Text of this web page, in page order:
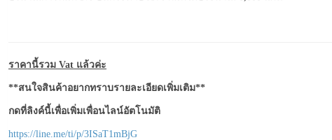
ราคานี้รวม Vat แล้วค่ะ
**สนใจสินค้าอยากทราบรายละเอียดเพิ่มเติม**
กดที่ลิงค์นี้เพื่อเพิ่มเพื่อนไลน์อัตโนมัติ
https://line.me/ti/p/3ISaT1mBjG